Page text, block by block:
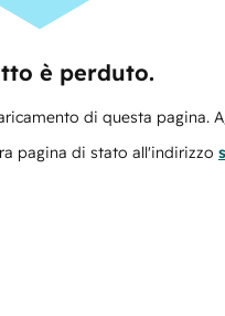
è perduto.
di questa pagina.
pagina di stato all'indirizzo